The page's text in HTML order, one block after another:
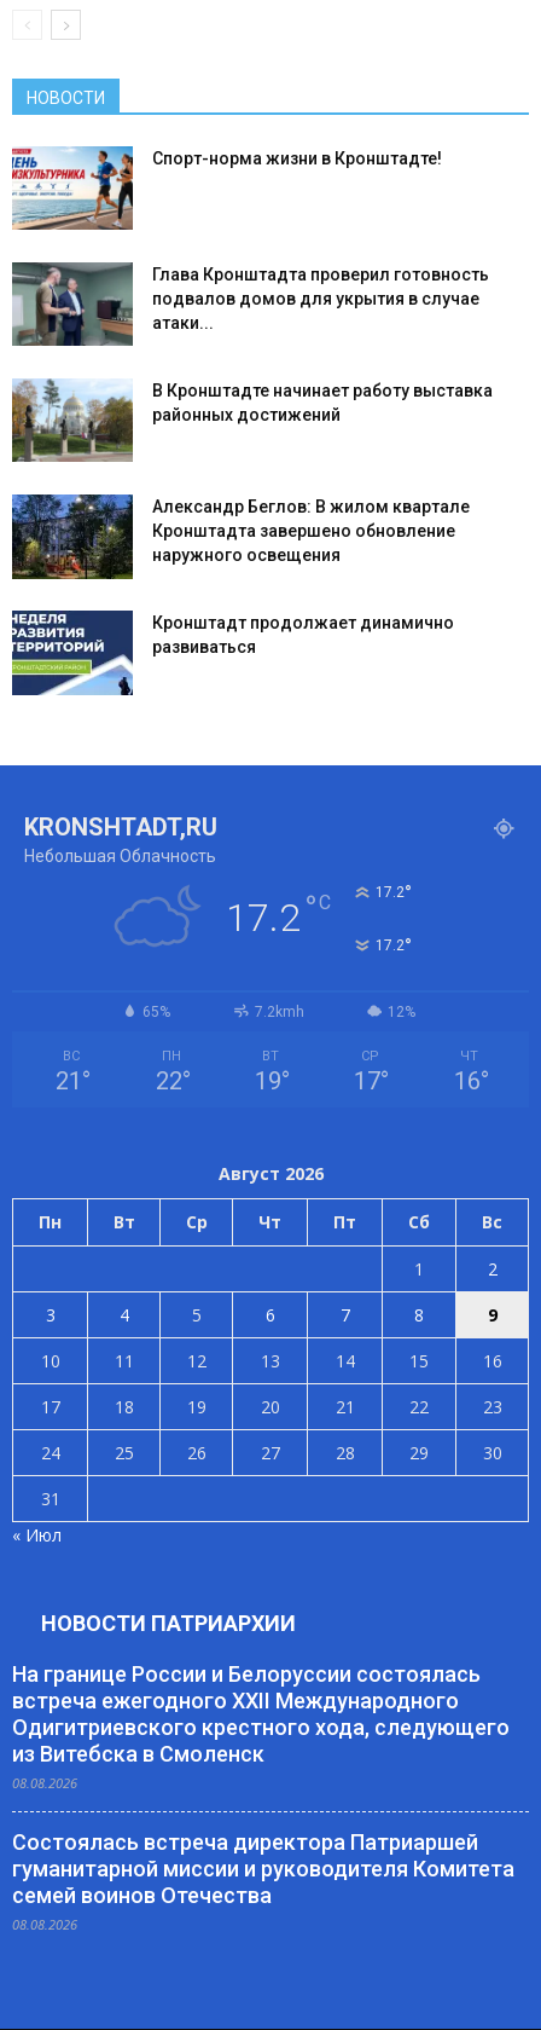
НОВОСТИ
Спорт-норма жизни в Кронштадте!
Глава Кронштадта проверил готовность
подвалов домов для укрытия в случае
атаки...
В Кронштадте начинает работу выставка
районных достижений
Александр Беглов: В жилом квартале
Кронштадта завершено обновление
наружного освещения
Кронштадт продолжает динамично
развиваться
KRONSHTADT,RU
Небольшая Облачность
17.2°C 17.2°
17.2°
65% 7.2kmh 12%
ВС
21 °
ПН
22°
ВТ
19°
СР
17°
ЧТ
16°
Август 2026
Пн Вт Ср Чт Пт Сб Вс
1
2
3
4 5 6 7 8
9
10
11 12 13 14 15
16
17
18 19 20 21 22
23
24
25 26 27 28 29
30
31
« Июл
НОВОСТИ ПАТРИАРХИИ
На границе России и Белоруссии состоялась
встреча ежегодного XXII Международного
Одигитриевского крестного хода, следующего
из Витебска в Смоленск
08.08.2026
Состоялась встреча директора Патриаршей
гуманитарной миссии и руководителя Комитета
семей воинов Отечества
08.08.2026